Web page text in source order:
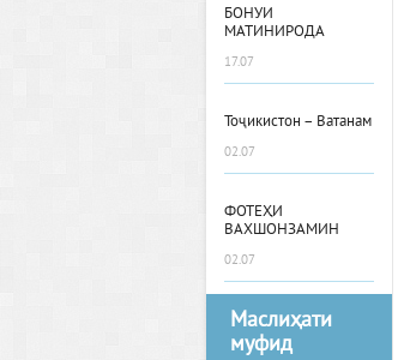
БОНУИ
МАТИНИРОДА
17.07
Тоҷикистон – Ватанам
02.07
ФОТЕҲИ
ВАХШОНЗАМИН
02.07
Маслиҳати
муфид